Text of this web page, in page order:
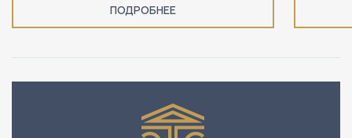
ПОДРОБНЕЕ